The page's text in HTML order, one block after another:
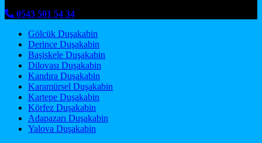
0543 501 54 34
Gölcük Duşakabin
Derince Duşakabin
Başiskele Duşakabin
Dilovası Duşakabin
Kandıra Duşakabin
Karamürsel Duşakabin
Kartepe Duşakabin
Körfez Duşakabin
Adapazarı Duşakabin
Yalova Duşakabin